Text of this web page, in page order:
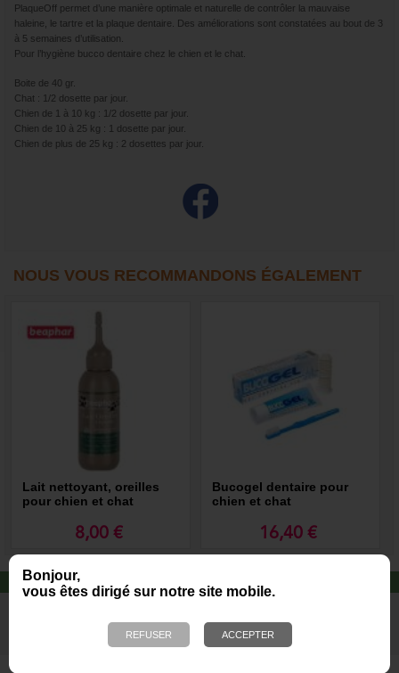
Bonjour,
vous êtes dirigé sur notre site mobile.
PlaqueOff permet d’une manière optimale et naturelle de contrôler la mauvaise
haleine, le tartre et la plaque dentaire. Des améliorations sont constatées au bout de 3
à 5 semaines d’utilisation.
Pour l’hygiène bucco dentaire chez le chien et le chat.
Boite de 40 gr.
Chat : 1/2 dosette par jour.
Chien de 1 à 10 kg : 1/2 dosette par jour.
Chien de 10 à 25 kg : 1 dosette par jour.
Chien de plus de 25 kg : 2 dosettes par jour.
NOUS VOUS RECOMMANDONS ÉGALEMENT
Lait nettoyant, oreilles
pour chien et chat
8,00 €
Bucogel dentaire pour
chien et chat
16,40 €
ALIMENTATION CAT'S LOVE
Des repas complets pour chats, à
partir d’ingrédients 100% naturels.